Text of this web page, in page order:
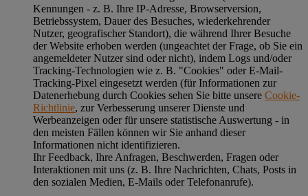
Kennungen - z. B. Ihre IP-Adresse, Browserversion,
Betriebssystem, Dauer des Besuches, wiederkehrender
Nutzer, geografischer Standort), die während Ihrer Besuche
der Website erhoben werden (ungeachtet der Frage, ob Sie ein
angemeldeter Nutzer sind oder nicht), indem Logs und/oder
Tracking-Technologien wie z. B. "Cookies" oder E-Mail-
Tracking-Pixel eingesetzt werden (für Informationen zur
Datenerhebung durch Cookies sehen Sie bitte unsere Cookie-
Richtlinie, zur Verbesserung unserer Dienste und
Werbeanzeigen oder für unsere statistische Auswertung - in
den meisten Fällen können wir Sie anhand dieser
Informationen nicht identifizieren.
Ihr Feedback, Ihre Anfragen, Beschwerden, Fragen oder
Interaktionen mit uns (z. B. Ihre Nachrichten, Chats, Posts in
den sozialen Medien, E-Mails oder Telefonanrufe).